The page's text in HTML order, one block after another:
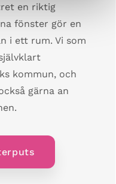
en riktig
fönster gör en
i ett rum. Vi som
kommun, och
gärna an